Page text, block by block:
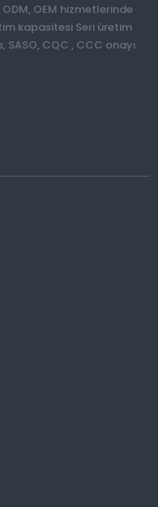
OEM hizmetlerinde
kapasitesi Seri üretim
SASO, CQC , CCC onayı